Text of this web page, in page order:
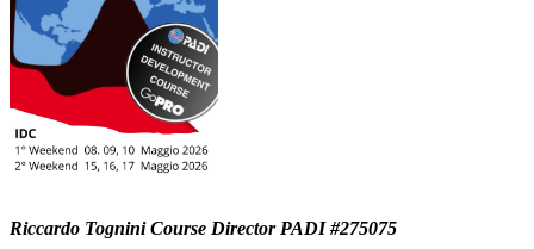
Riccardo TogniniCourse Director PADI #275075